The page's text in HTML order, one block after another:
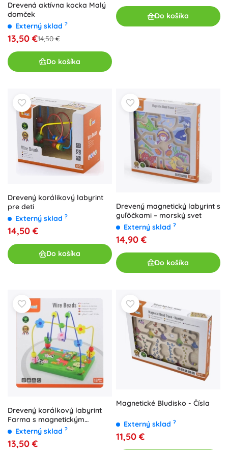
Drevená aktívna kocka Malý
domček
Externý sklad ?
13,50 €14,50 €
Do košíka
Do košíka
Drevený korálikový labyrint
pre deti
Externý sklad ?
14,50 €
Do košíka
Drevený magnetický labyrint s
guľôčkami – morský svet
Externý sklad ?
14,90 €
Do košíka
Drevený korálkový labyrint
Farma s magnetickým
farmárom
Externý sklad ?
13,50 €
Magnetické Bludisko - Čísla
Externý sklad ?
11,50 €